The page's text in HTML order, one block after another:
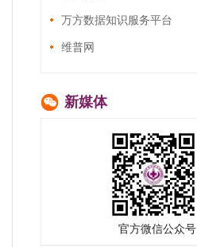
万方数据知识服务平台
维普网
新媒体
官方微信公众号